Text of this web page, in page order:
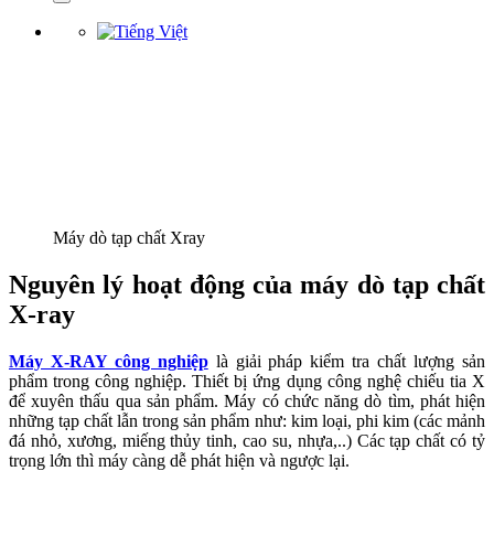
Máy dò tạp chất Xray
Nguyên lý hoạt động của máy dò tạp chất
X-ray
Máy X-RAY công nghiệplà giải pháp kiểm tra chất lượng sản
phẩm trong công nghiệp. Thiết bị ứng dụng công nghệ chiếu tia X
để xuyên thấu qua sản phẩm. Máy có chức năng dò tìm, phát hiện
những tạp chất lẫn trong sản phẩm như: kim loại, phi kim (các mảnh
đá nhỏ, xương, miếng thủy tinh, cao su, nhựa,..) Các tạp chất có tỷ
trọng lớn thì máy càng dễ phát hiện và ngược lại.